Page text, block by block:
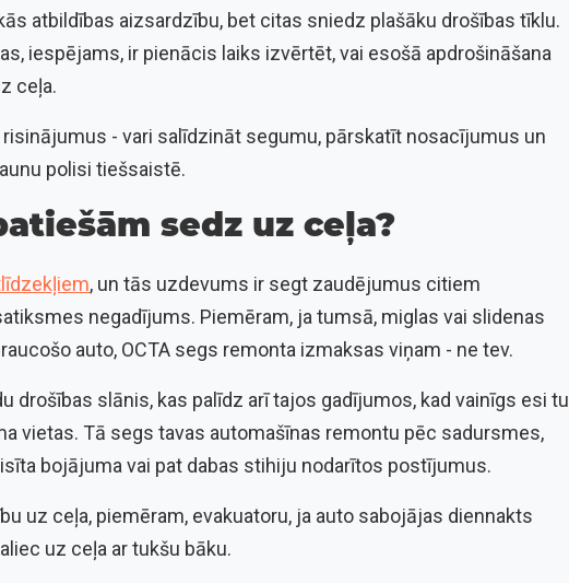
atbildības aizsardzību, bet citas sniedz plašāku drošības tīklu.
iespējams, ir pienācis laiks izvērtēt, vai esošā apdrošināšana
ceļa.
- vari salīdzināt segumu, pārskatīt nosacījumus un
polisi tiešsaistē.
sedz uz ceļa?
, un tās uzdevums ir segt zaudējumus citiem
negadījums. Piemēram, ja tumsā, miglas vai slidenas
auto, OCTA segs remonta izmaksas viņam - ne tev.
drošības slānis, kas palīdz arī tajos gadījumos, kad vainīgs esi tu
vietas. Tā segs tavas automašīnas remontu pēc sadursmes,
bojājuma vai pat dabas stihiju nodarītos postījumus.
uz ceļa, piemēram, evakuatoru, ja auto sabojājas diennakts
uz ceļa ar tukšu bāku.